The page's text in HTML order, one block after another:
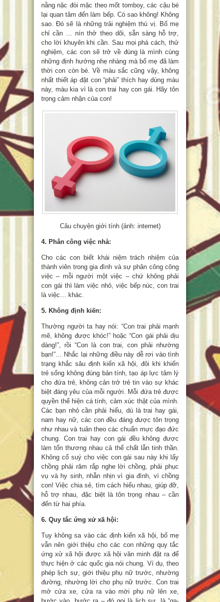
nằng nặc đòi mặc theo mốt tomboy, các cậu bé
lại quan tâm đến làm bếp. Có sao không! Không
sao. Đó sẽ là những trải nghiệm thú vị. Bố mẹ
chỉ cần … nín thở theo dõi, sẵn sàng hỗ trợ,
cho lời khuyên khi cần. Sau mọi phá cách, thử
nghiệm, các con sẽ trở về đúng là mình cùng
những định hướng nhẹ nhàng mà bố mẹ đã làm
thời con còn bé. Về màu sắc cũng vậy, không
nhất thiết áp đặt con “phải” thích hay dùng màu
này, màu kia vì là con trai hay con gái. Hãy tôn
trọng cảm nhận của con!
Câu chuyện giới tính (ảnh: internet)
4. Phân công việc nhà:
Cho các con biết khái niệm trách nhiệm của
thành viên trong gia đình và sự phân công công
việc – mỗi người một việc – chứ không phải
con gái thì làm việc nhỏ, việc bếp núc, con trai
là việc… khác.
5. Không định kiến:
Thường người ta hay nói: “Con trai phải mạnh
mẽ, không được khóc!” hoặc “Con gái phải dịu
dàng!”, rồi “Con là con trai, con phải nhường
bạn!”… Nhắc lại những điều này dễ rơi vào tình
trạng khắc sâu định kiến xã hội, đôi khi khiến
trẻ sống không đúng bản tính, tạo áp lực tâm lý
cho đứa trẻ, không cản trở trẻ tin vào sự khác
biệt đáng yêu của mỗi người. Mỗi đứa trẻ được
quyền thể hiện cá tính, cảm xúc thật của mình.
Các bạn nhỏ cần phải hiểu, dù là trai hay gái,
nam hay nữ, các con đều đáng được tôn trọng
như nhau và tuân theo các chuẩn mực đạo đức
chung. Con trai hay con gái đều không được
làm tổn thương nhau cả thể chất lẫn tinh thần.
Không cổ suý cho việc con gái sau này khi lấy
chồng phải răm rắp nghe lời chồng, phải phục
vụ và hy sinh, nhẫn nhịn vì gia đình, vì chồng
con! Việc chia sẻ, tìm cách hiểu nhau, giúp đỡ,
hỗ trợ nhau, đặc biệt là tôn trọng nhau – cần
đến từ hai phía.
6. Quy tắc ứng xử xã hội:
Tuy không sa vào các định kiến xã hội, bố mẹ
vẫn nên giới thiệu cho các con những quy tắc
ứng xử xã hội được xã hội văn minh đặt ra để
thực hiện ở các quốc gia nói chung. Ví dụ, theo
phép lịch sự, giới thiệu phụ nữ trước, nhường
đường, nhường lời cho phụ nữ trước. Con trai
mở cửa xe, cửa ra vào mời phụ nữ lên xe,
bước vào, bước ra – đó gọi là lịch sự, là “ga-